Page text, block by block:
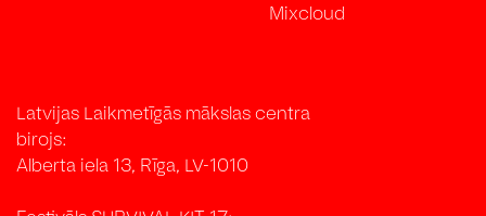
Mixcloud
Latvijas Laikmetīgās mākslas centra
birojs:
Alberta iela 13, Rīga, LV-1010